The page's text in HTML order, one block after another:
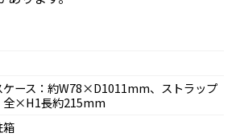
ケース：約W78×D1011mm、ストラップ
全×H1長約215mm
箱